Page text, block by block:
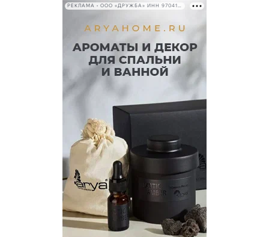
РЕКЛАМА • ООО «ДРУЖБА» ИНН 9704146411